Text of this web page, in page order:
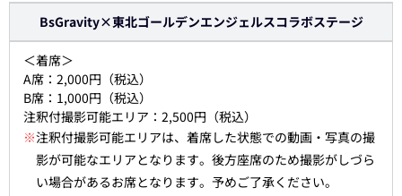
BsGravity×東北ゴールデンエンジェルスコラボステージ
＜着席＞
A席：2,000円（税込）
B席：1,000円（税込）
注釈付撮影可能エリア：2,500円（税込）
※注釈付撮影可能エリアは、着席した状態での動画・写真の撮
影が可能なエリアとなります。後方座席のため撮影がしづら
い場合があるお席となります。予めご了承ください。